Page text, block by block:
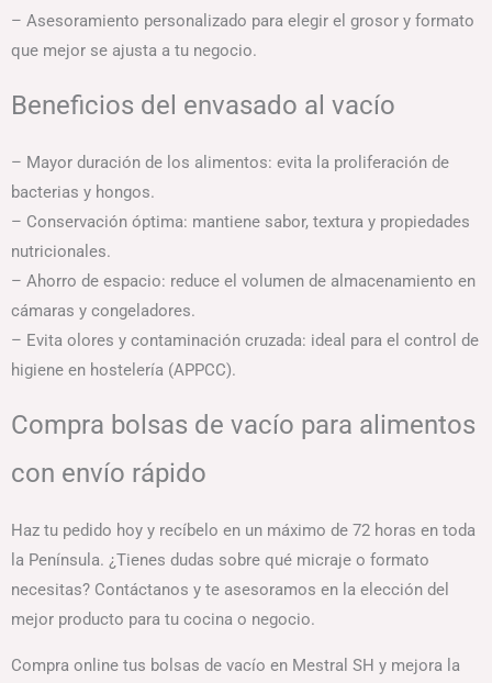
– Asesoramiento personalizado para elegir el grosor y formato
que mejor se ajusta a tu negocio.
Beneficios del envasado al vacío
– Mayor duración de los alimentos: evita la proliferación de
bacterias y hongos.
– Conservación óptima: mantiene sabor, textura y propiedades
nutricionales.
– Ahorro de espacio: reduce el volumen de almacenamiento en
cámaras y congeladores.
– Evita olores y contaminación cruzada: ideal para el control de
higiene en hostelería (APPCC).
Compra bolsas de vacío para alimentos
con envío rápido
Haz tu pedido hoy y recíbelo en un máximo de 72 horas en toda
la Península. ¿Tienes dudas sobre qué micraje o formato
necesitas? Contáctanos y te asesoramos en la elección del
mejor producto para tu cocina o negocio.
Compra online tus bolsas de vacío en Mestral SH y mejora la